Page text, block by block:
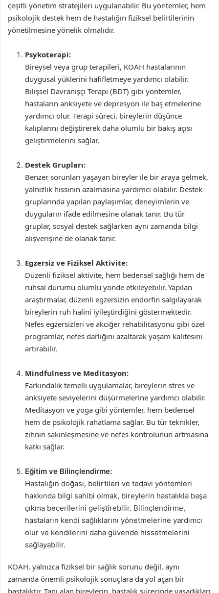
çeşitli yönetim stratejileri uygulanabilir. Bu yöntemler, hem
psikolojik destek hem de hastalığın fiziksel belirtilerinin
yönetilmesine yönelik olmalıdır.
Psykoterapi:
Bireysel veya grup terapileri, KOAH hastalarının
duygusal yüklerini hafifletmeye yardımcı olabilir.
Bilişsel Davranışçı Terapi (BDT) gibi yöntemler,
hastaların anksiyete ve depresyon ile baş etmelerine
yardımcı olur. Terapi süreci, bireylerin düşünce
kalıplarını değiştirerek daha olumlu bir bakış açısı
geliştirmelerini sağlar.
Destek Grupları:
Benzer sorunları yaşayan bireyler ile bir araya gelmek,
yalnızlık hissinin azalmasına yardımcı olabilir. Destek
gruplarında yapılan paylaşımlar, deneyimlerin ve
duyguların ifade edilmesine olanak tanır. Bu tür
gruplar, sosyal destek sağlarken aynı zamanda bilgi
alışverişine de olanak tanır.
Egzersiz ve Fiziksel Aktivite:
Düzenli fiziksel aktivite, hem bedensel sağlığı hem de
ruhsal durumu olumlu yönde etkileyebilir. Yapılan
araştırmalar, düzenli egzersizin endorfin salgılayarak
bireylerin ruh halini iyileştirdiğini göstermektedir.
Nefes egzersizleri ve akciğer rehabilitasyonu gibi özel
programlar, nefes darlığını azaltarak yaşam kalitesini
artırabilir.
Mindfulness ve Meditasyon:
Farkındalık temelli uygulamalar, bireylerin stres ve
anksiyete seviyelerini düşürmelerine yardımcı olabilir.
Meditasyon ve yoga gibi yöntemler, hem bedensel
hem de psikolojik rahatlama sağlar. Bu tür teknikler,
zihnin sakinleşmesine ve nefes kontrolünün artmasına
katkı sağlar.
Eğitim ve Bilinçlendirme:
Hastalığın doğası, belirtileri ve tedavi yöntemleri
hakkında bilgi sahibi olmak, bireylerin hastalıkla başa
çıkma becerilerini geliştirebilir. Bilinçlendirme,
hastaların kendi sağlıklarını yönetmelerine yardımcı
olur ve kendilerini daha güvende hissetmelerini
sağlayabilir.
KOAH, yalnızca fiziksel bir sağlık sorunu değil, aynı
zamanda önemli psikolojik sonuçlara da yol açan bir
hastalıktır. Tanı alan bireylerin, hastalık sürecinde yaşadıkları